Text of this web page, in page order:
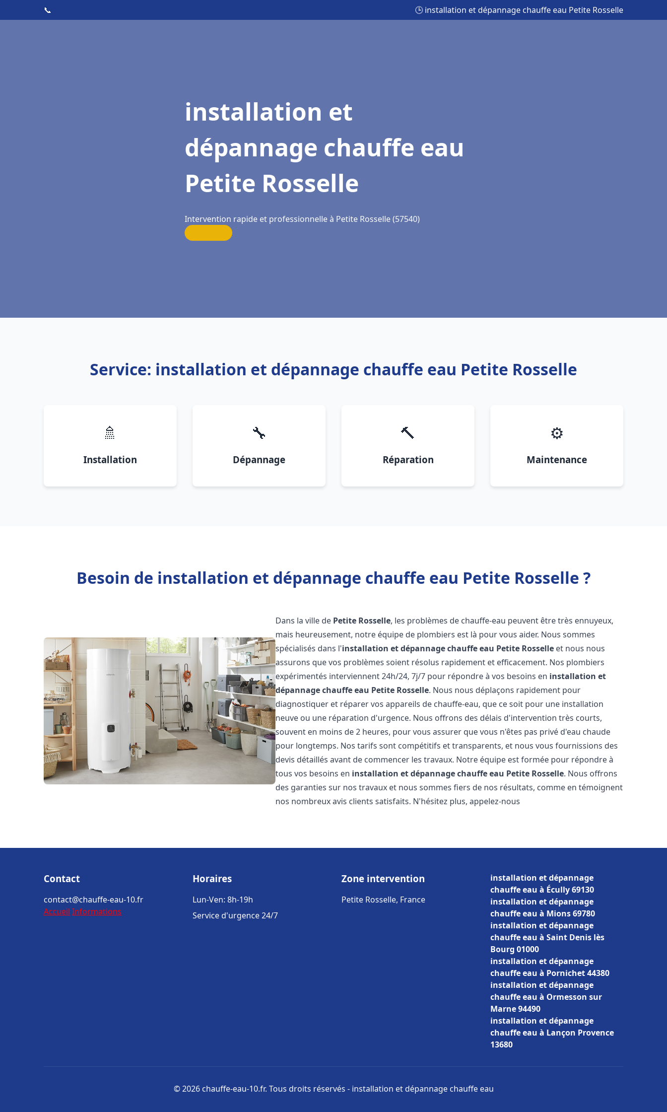
📞 🕒 installation et dépannage chauffe eau Petite Rosselle
installation et
dépannage chauffe eau
Petite Rosselle
Intervention rapide et professionnelle à Petite Rosselle (57540)
Service: installation et dépannage chauffe eau Petite Rosselle
🚿
Installation
🔧
Dépannage
🔨
Réparation
⚙️
Maintenance
Besoin de installation et dépannage chauffe eau Petite Rosselle ?
Dans la ville de Petite Rosselle, les problèmes de chauffe-eau peuvent être très ennuyeux,
mais heureusement, notre équipe de plombiers est là pour vous aider. Nous sommes
spécialisés dans l'installation et dépannage chauffe eau Petite Rosselle et nous nous
assurons que vos problèmes soient résolus rapidement et efficacement. Nos plombiers
expérimentés interviennent 24h/24, 7j/7 pour répondre à vos besoins en installation et
dépannage chauffe eau Petite Rosselle. Nous nous déplaçons rapidement pour
diagnostiquer et réparer vos appareils de chauffe-eau, que ce soit pour une installation
neuve ou une réparation d'urgence. Nous offrons des délais d'intervention très courts,
souvent en moins de 2 heures, pour vous assurer que vous n'êtes pas privé d'eau chaude
pour longtemps. Nos tarifs sont compétitifs et transparents, et nous vous fournissions des
devis détaillés avant de commencer les travaux. Notre équipe est formée pour répondre à
tous vos besoins en installation et dépannage chauffe eau Petite Rosselle. Nous offrons
des garanties sur nos travaux et nous sommes fiers de nos résultats, comme en témoignent
nos nombreux avis clients satisfaits. N'hésitez plus, appelez-nous
Contact
contact@chauffe-eau-10.fr
Accueil Informations
Horaires
Lun-Ven: 8h-19h
Service d'urgence 24/7
Zone intervention
Petite Rosselle, France
installation et dépannage
chauffe eau à Écully 69130
installation et dépannage
chauffe eau à Mions 69780
installation et dépannage
chauffe eau à Saint Denis lès
Bourg 01000
installation et dépannage
chauffe eau à Pornichet 44380
installation et dépannage
chauffe eau à Ormesson sur
Marne 94490
installation et dépannage
chauffe eau à Lançon Provence
13680
© 2026 chauffe-eau-10.fr. Tous droits réservés - installation et dépannage chauffe eau